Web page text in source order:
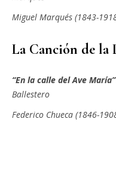
Miguel Marqués (1843-
La Canción de la
“En la calle del Ave María”
Ballestero
Federico Chueca (1846-